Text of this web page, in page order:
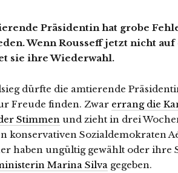
Präsidentin hat grobe
Wenn Rousseff jetzt nicht
sie ihre Wiederwahl.
dürfte die amtierende
Freude finden. Zwar errang die
Stimmen und zieht in drei
konservativen Sozialdemokraten
haben ungültig gewählt oder ihre
Marina Silva gegeben.